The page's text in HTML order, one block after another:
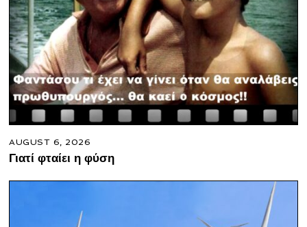
AUGUST 6, 2026
Γιατί φταίει η φύση